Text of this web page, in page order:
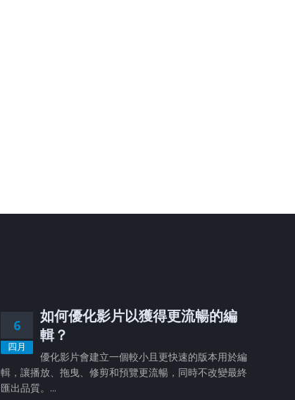
6
四月
如何優化影片以獲得更流暢的編
輯？
優化影片會建立一個較小且更快速的版本用於編
輯，讓播放、拖曳、修剪和預覽更流暢，同時不改變最終
匯出品質。...